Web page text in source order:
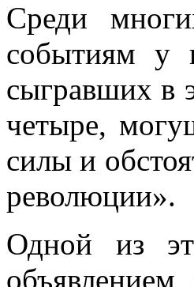
Среди
событиям у
сыгравших в
четыре,
силы и
революции».
Одной из